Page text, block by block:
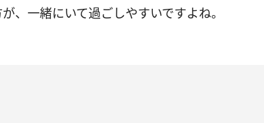
、一緒にいて過ごしやすいですよね。